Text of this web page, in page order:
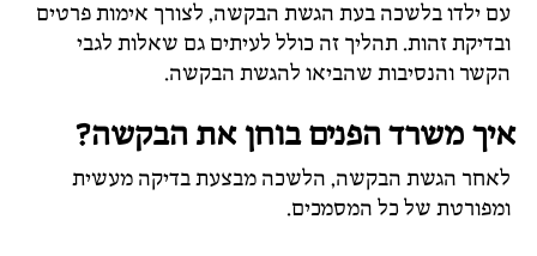
עם ילדו בלשכה בעת הגשת הבקשה, לצורך אימות פרטים
ובדיקת זהות. תהליך זה כולל לעיתים גם שאלות לגבי
הקשר והנסיבות שהביאו להגשת הבקשה.
איך משרד הפנים בוחן את הבקשה?
לאחר הגשת הבקשה, הלשכה מבצעת בדיקה מעשית
ומפורטת של כל המסמכים.